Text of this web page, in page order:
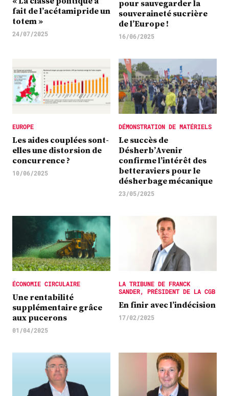
fait de l’acétamipride un
totem »
24/07/2025
pour sauvegarder la
souveraineté sucrière
de l’Europe !
16/06/2025
EUROPE
Les aides couplées sont-
elles une distorsion de
concurrence ?
10/06/2025
DÉMONSTRATION DE MATÉRIELS
Le succès de
Désherb’Avenir
confirme l’intérêt des
betteraviers pour le
désherbage mécanique
23/05/2025
ÉCONOMIE CIRCULAIRE
Une rentabilité
supplémentaire grâce
aux pucerons
01/04/2025
LA TRIBUNE DE FRANCK
SANDER, PRÉSIDENT DE LA CGB
En finir avec l’indécision
17/02/2025